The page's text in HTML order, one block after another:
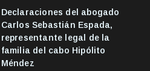
Declaraciones del abogado
Carlos Sebastián Espada,
representante legal de la
familia del cabo Hipólito
Méndez